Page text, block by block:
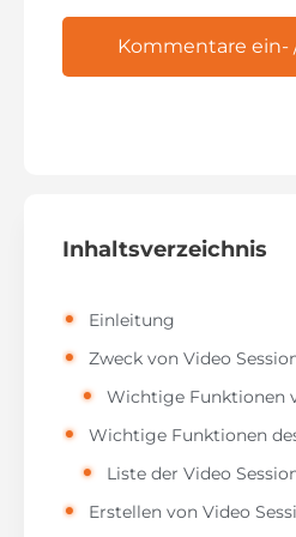
Kommentare ein-
Inhaltsverzeichnis
Einleitung
Zweck von Video
Wichtige Funktionen
Wichtige Funktionen
Liste der Video
Erstellen von Video